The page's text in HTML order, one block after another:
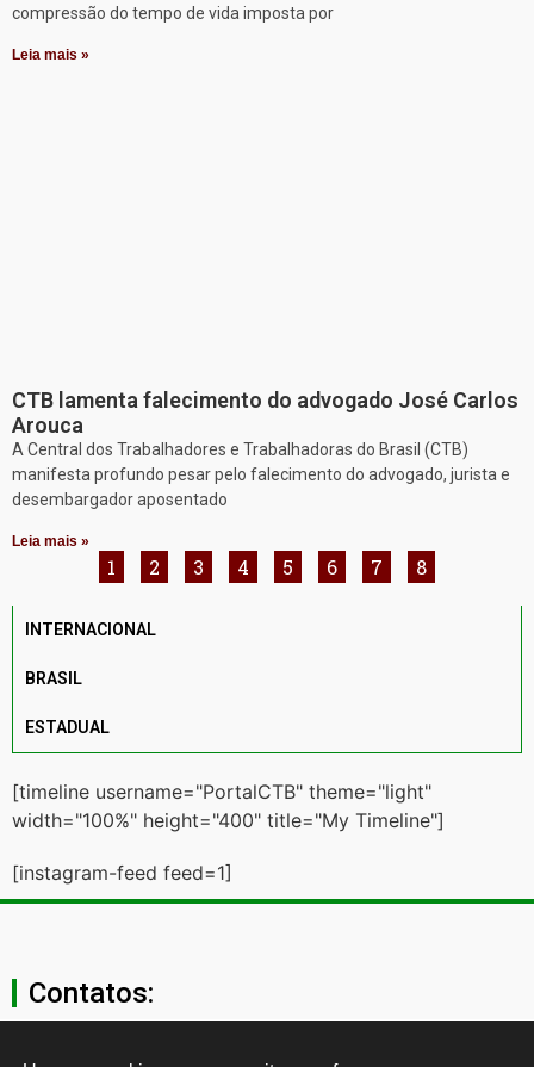
compressão do tempo de vida imposta por
Leia mais »
CTB lamenta falecimento do advogado José Carlos
Arouca
A Central dos Trabalhadores e Trabalhadoras do Brasil (CTB)
manifesta profundo pesar pelo falecimento do advogado, jurista e
desembargador aposentado
Leia mais »
1 2 3 4 5 6 7 8
INTERNACIONAL
BRASIL
ESTADUAL
[timeline username="PortalCTB" theme="light"
width="100%" height="400" title="My Timeline"]
[instagram-feed feed=1]
Contatos:
secgeral@ctb.org.br